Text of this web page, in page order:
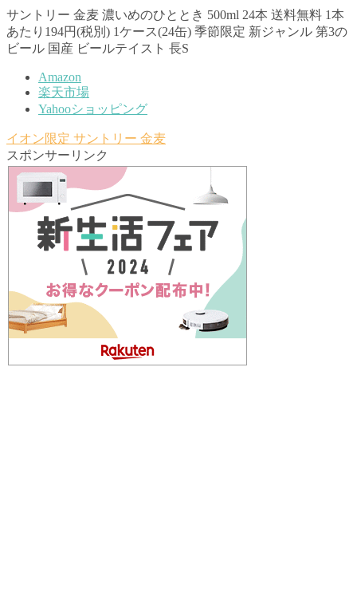
サントリー 金麦 濃いめのひととき 500ml 24本 送料無料 1本
あたり194円(税別) 1ケース(24缶) 季節限定 新ジャンル 第3の
ビール 国産 ビールテイスト 長S
Amazon
楽天市場
Yahooショッピング
イオン限定 サントリー 金麦
スポンサーリンク